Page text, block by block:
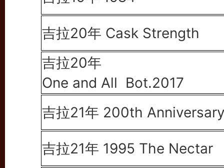
吉拉20年 Cask Strength
吉拉20年
One and All Bot.2017
吉拉21年 200th
吉拉21年 1995 The Nectar